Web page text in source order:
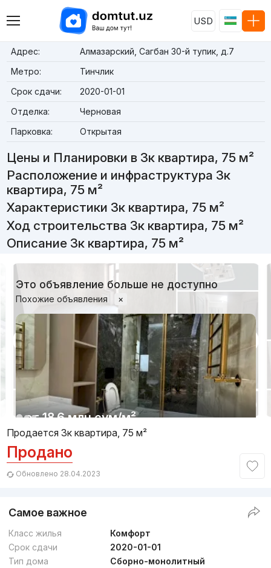
USD
Адрес:
Алмазарский, Сагбан 30-й тупик, д.7
Метро:
Тинчлик
Срок сдачи:
2020-01-01
Отделка:
Черновая
Парковка:
Открытая
Цены и Планировки в 3к квартира, 75 м²
Расположение и инфраструктура 3к
квартира, 75 м²
Характеристики 3к квартира, 75 м²
Ход строительства 3к квартира, 75 м²
Описание 3к квартира, 75 м²
Это объявление больше не доступно
Похожие объявления ×
от18.6 млн сум/м²
Сдан,Temur2
3к квартира, 72 м²
Продается 3к квартира, 75 м²
Продано
Обновлено 28.04.2023
Самое важное
Класс жилья
Комфорт
Срок сдачи
2020-01-01
Тип дома
Сборно-монолитный